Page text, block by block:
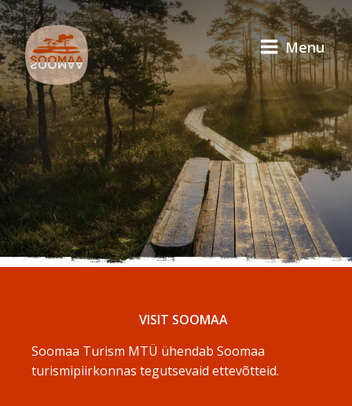
Menu
VISIT SOOMAA
Soomaa Turism MTÜ ühendab Soomaa
turismipiirkonnas tegutsevaid ettevõtteid.